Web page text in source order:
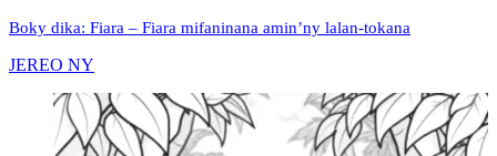
Boky dika: Fiara – Fiara mifaninana amin’ny lalan-tokana
JEREO NY